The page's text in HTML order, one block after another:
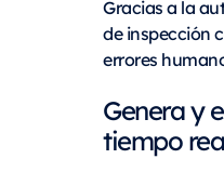
Gracias a la
de inspección
errores
Genera y
tiempo